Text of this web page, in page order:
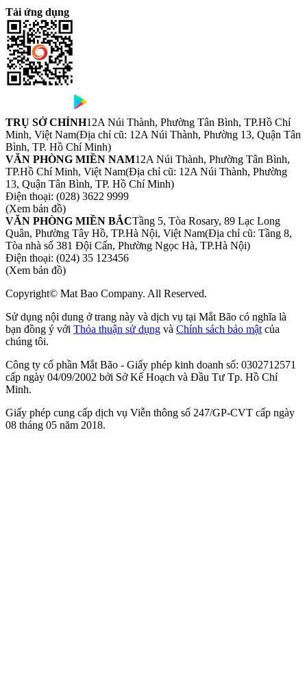
Tải ứng dụng
TRỤ SỞ CHÍNH12A Núi Thành, Phường Tân Bình, TP.Hồ Chí
Minh, Việt Nam(Địa chỉ cũ: 12A Núi Thành, Phường 13, Quận Tân
Bình, TP. Hồ Chí Minh)
VĂN PHÒNG MIỀN NAM12A Núi Thành, Phường Tân Bình,
TP.Hồ Chí Minh, Việt Nam(Địa chỉ cũ: 12A Núi Thành, Phường
13, Quận Tân Bình, TP. Hồ Chí Minh)
Điện thoại: (028) 3622 9999
(Xem bản đồ)
VĂN PHÒNG MIỀN BẮCTầng 5, Tòa Rosary, 89 Lạc Long
Quân, Phường Tây Hồ, TP.Hà Nội, Việt Nam(Địa chỉ cũ: Tầng 8,
Tòa nhà số 381 Đội Cấn, Phường Ngọc Hà, TP.Hà Nội)
Điện thoại: (024) 35 123456
(Xem bản đồ)
Copyright© Mat Bao Company. All Reserved.
Sử dụng nội dung ở trang này và dịch vụ tại Mắt Bão có nghĩa là
bạn đồng ý với Thỏa thuận sử dụng và Chính sách bảo mật của
chúng tôi.
Công ty cổ phần Mắt Bão - Giấy phép kinh doanh số: 0302712571
cấp ngày 04/09/2002 bởi Sở Kế Hoạch và Đầu Tư Tp. Hồ Chí
Minh.
Giấy phép cung cấp dịch vụ Viễn thông số 247/GP-CVT cấp ngày
08 tháng 05 năm 2018.